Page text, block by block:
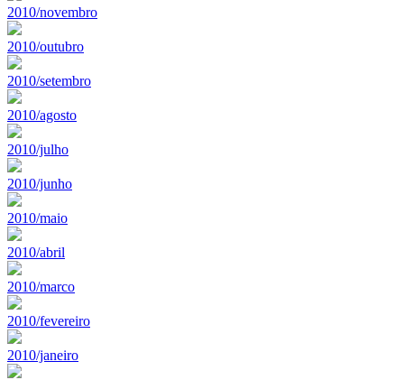
2010/novembro
2010/outubro
2010/setembro
2010/agosto
2010/julho
2010/junho
2010/maio
2010/abril
2010/marco
2010/fevereiro
2010/janeiro